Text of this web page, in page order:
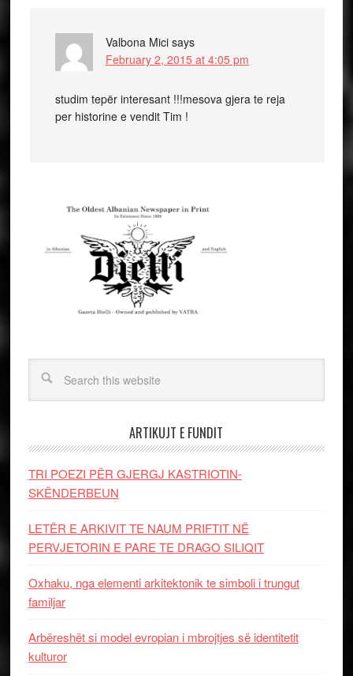
Valbona Mici says
February 2, 2015 at 4:05 pm
studim tepër interesant !!!mesova gjera te reja
per historine e vendit Tim !
ARTIKUJT E FUNDIT
TRI POEZI PËR GJERGJ KASTRIOTIN-
SKËNDERBEUN
LETËR E ARKIVIT TE NAUM PRIFTIT NË
PERVJETORIN E PARE TE DRAGO SILIQIT
Oxhaku, nga elementi arkitektonik te simboli i trungut
familjar
Arbëreshët si model evropian i mbrojtjes së identitetit
kulturor